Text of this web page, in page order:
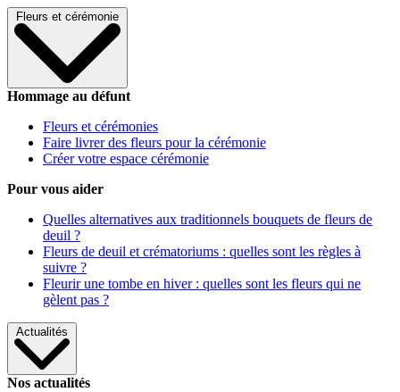
Fleurs et cérémonie
Hommage au défunt
Fleurs et cérémonies
Faire livrer des fleurs pour la cérémonie
Créer votre espace cérémonie
Pour vous aider
Quelles alternatives aux traditionnels bouquets de fleurs de
deuil ?
Fleurs de deuil et crématoriums : quelles sont les règles à
suivre ?
Fleurir une tombe en hiver : quelles sont les fleurs qui ne
gèlent pas ?
Actualités
Nos actualités